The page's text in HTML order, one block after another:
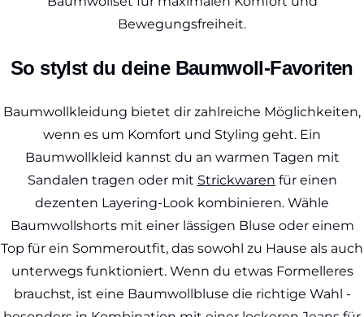
Bewegungsfreiheit.
So stylst du deine Baumwoll-Favoriten
Baumwollkleidung bietet dir zahlreiche Möglichkeiten,
wenn es um Komfort und Styling geht. Ein
Baumwollkleid kannst du an warmen Tagen mit
Sandalen tragen oder mit Strickwaren für einen
dezenten Layering-Look kombinieren. Wähle
Baumwollshorts mit einer lässigen Bluse oder einem
Top für ein Sommeroutfit, das sowohl zu Hause als auch
unterwegs funktioniert. Wenn du etwas Formelleres
brauchst, ist eine Baumwollbluse die richtige Wahl -